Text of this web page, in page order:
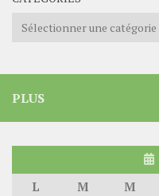
Catégories
PLUS
L
M M